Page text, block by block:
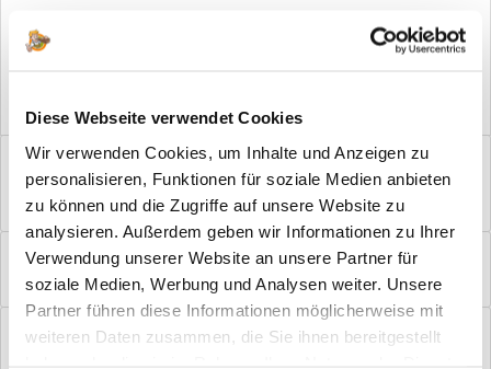
Diese Webseite verwendet Cookies
Wir verwenden Cookies, um Inhalte und Anzeigen zu
personalisieren, Funktionen für soziale Medien anbieten
zu können und die Zugriffe auf unsere Website zu
analysieren. Außerdem geben wir Informationen zu Ihrer
Verwendung unserer Website an unsere Partner für
soziale Medien, Werbung und Analysen weiter. Unsere
Partner führen diese Informationen möglicherweise mit
weiteren Daten zusammen, die Sie ihnen bereitgestellt
Vorteile
Beschreibung
Buntbart Türgriff Mount Everest schwarz satiniert Unsere
klassischen und doch modernen...mehr
Bewertungen
0
Bewertungen lesen, schreiben und diskutieren...mehr
Hilfevideo